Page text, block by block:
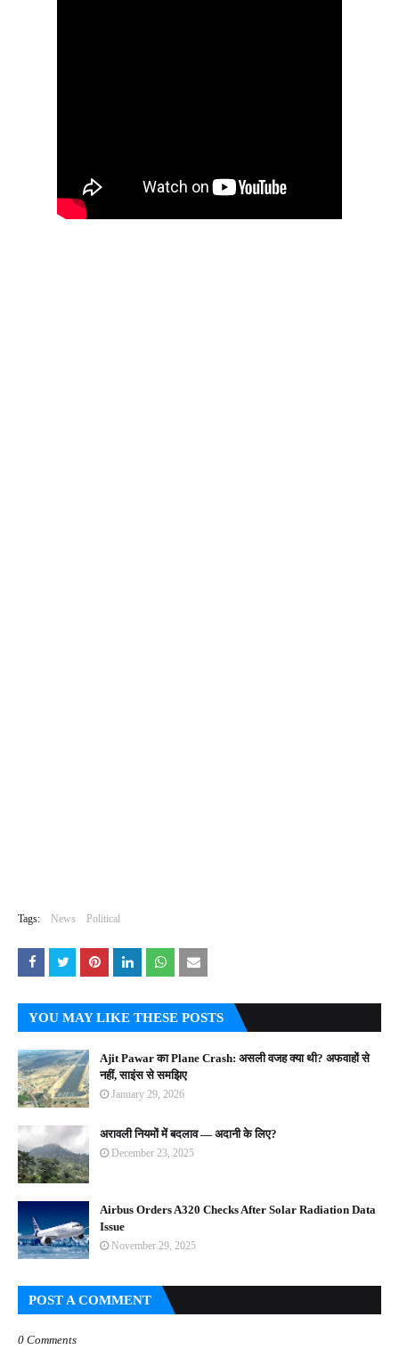
Tags: News Political
YOU MAY LIKE THESE POSTS
Ajit Pawar का Plane Crash: असली वजह क्या थी? अफवाहों से
नहीं, साइंस से समझिए
January 29, 2026
अरावली नियमों में बदलाव — अदानी के लिए?
December 23, 2025
Airbus Orders A320 Checks After Solar Radiation Data
Issue
November 29, 2025
POST A COMMENT
0 Comments